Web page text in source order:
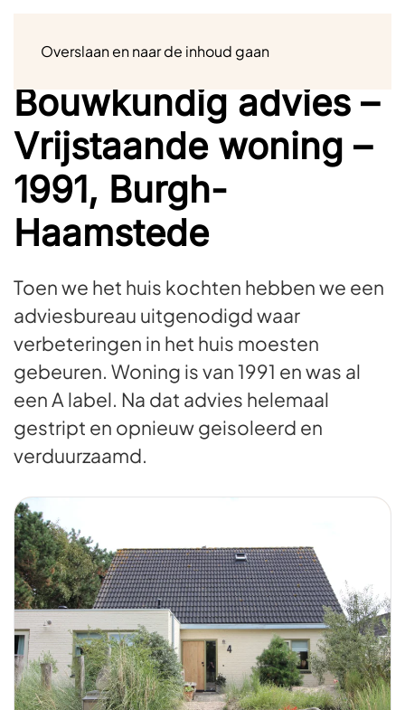
Overslaan en naar de inhoud gaan
Bouwkundig advies –
Vrijstaande woning –
1991, Burgh-
Haamstede
Toen we het huis kochten hebben we een
adviesbureau uitgenodigd waar
verbeteringen in het huis moesten
gebeuren. Woning is van 1991 en was al
een A label. Na dat advies helemaal
gestript en opnieuw geisoleerd en
verduurzaamd.